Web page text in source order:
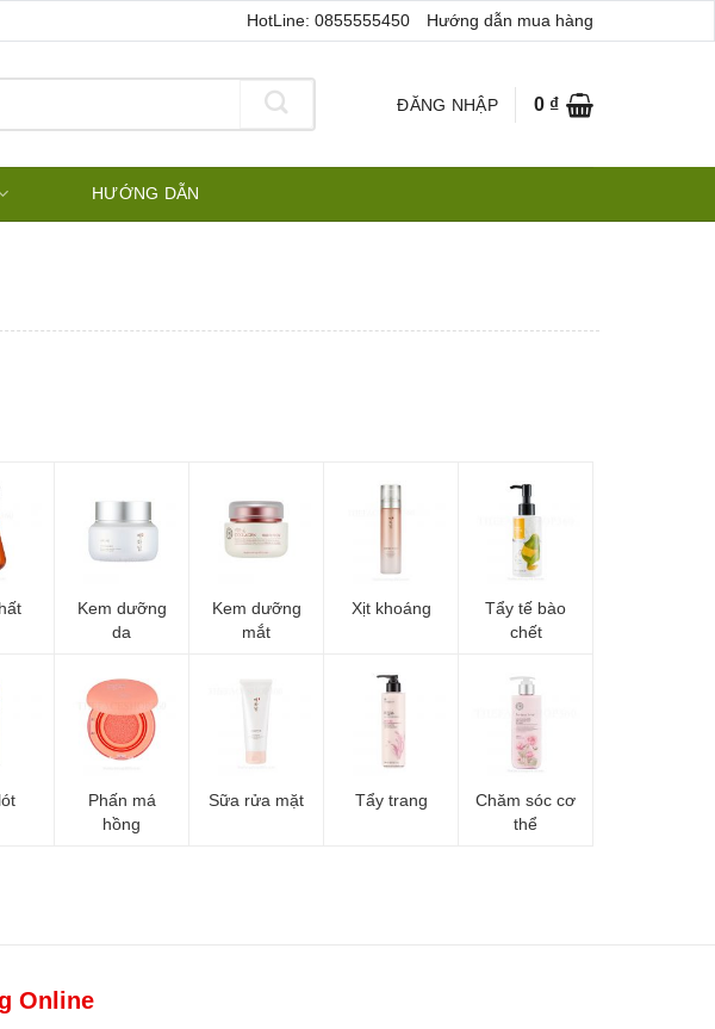
HotLine: 0855555450 Hướng dẫn mua hàng
ĐĂNG NHẬP 0 ₫
HƯỚNG DẪN
Kem dưỡng
da
Kem dưỡng
mắt
Xịt khoáng
Tẩy tế bào
chết
Phấn má
hồng
Sữa rửa mặt Tẩy trang
Chăm sóc cơ
thể
Online